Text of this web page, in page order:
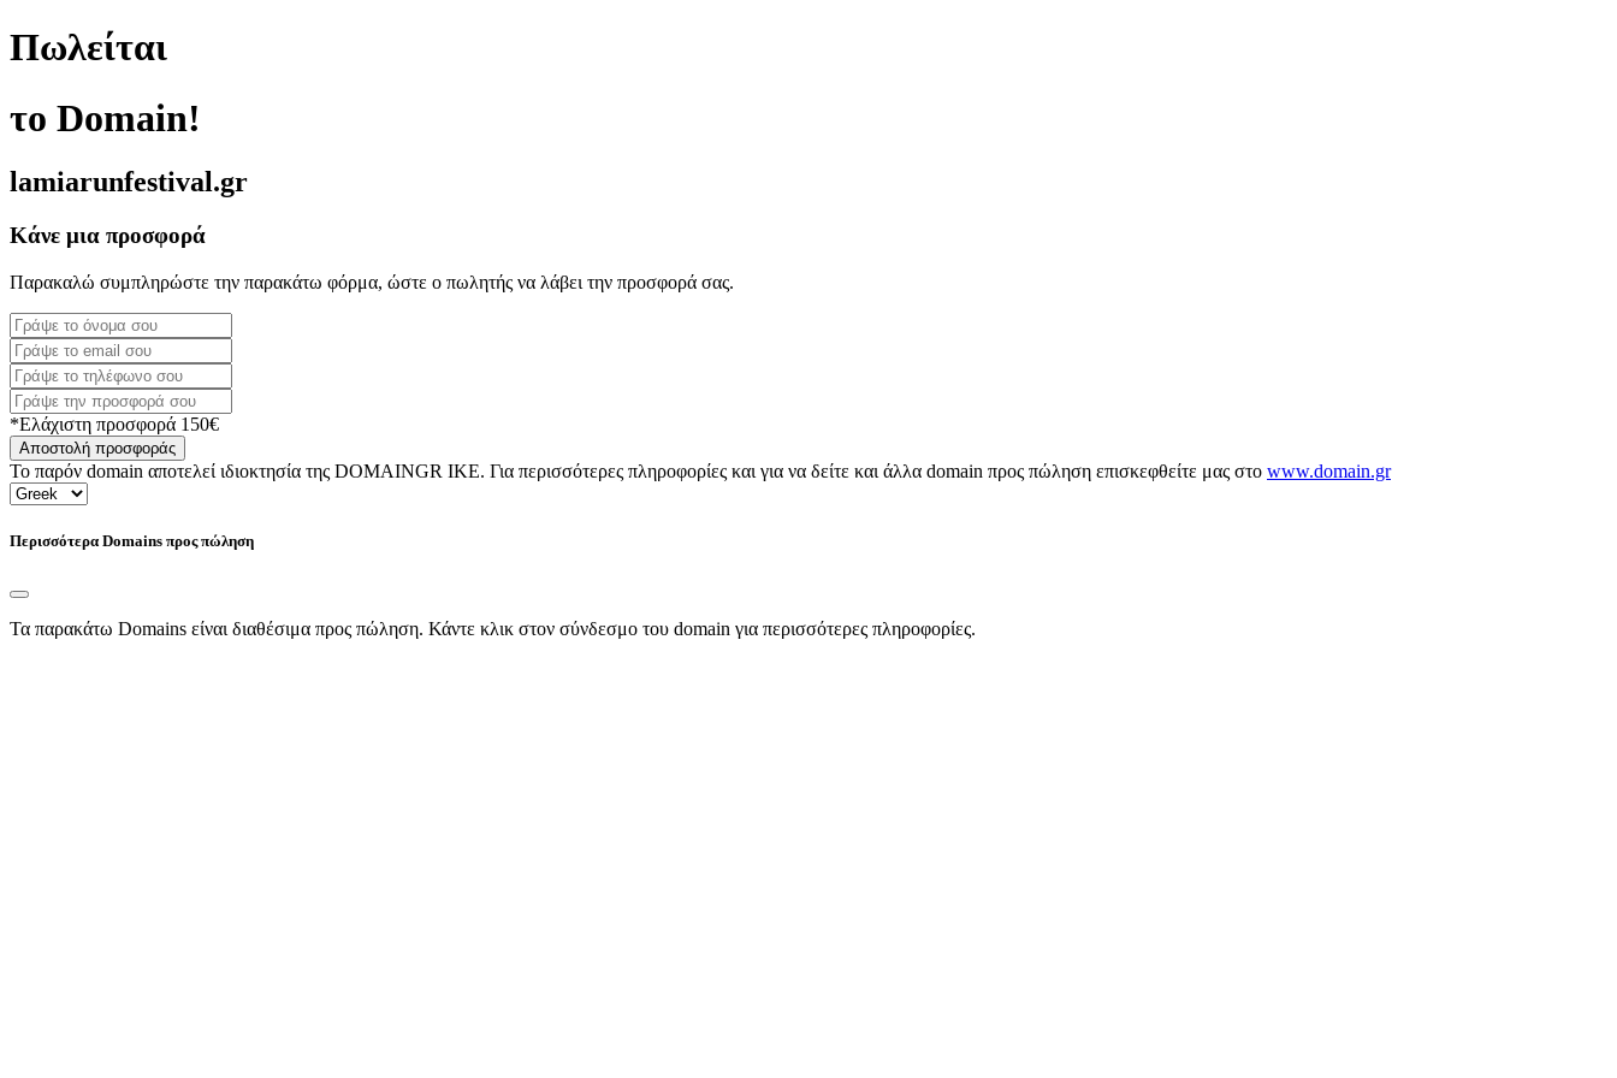
Πωλείται
το Domain!
lamiarunfestival.gr
Κάνε μια προσφορά
Παρακαλώ συμπληρώστε την παρακάτω φόρμα, ώστε ο πωλητής να λάβει την προσφορά σας.
*Ελάχιστη προσφορά 150€
Αποστολή προσφοράς
Το παρόν domain αποτελεί ιδιοκτησία της DOMAINGR ΙΚΕ. Για περισσότερες πληροφορίες και για να δείτε και άλλα domain προς πώληση επισκεφθείτε μας στο www.domain.gr
Περισσότερα Domains προς πώληση
Τα παρακάτω Domains είναι διαθέσιμα προς πώληση. Κάντε κλικ στον σύνδεσμο του domain για περισσότερες πληροφορίες.